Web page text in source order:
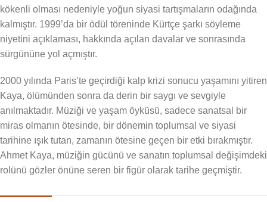
kökenli olması nedeniyle yoğun siyasi tartışmaların odağında
kalmıştır. 1999’da bir ödül töreninde Kürtçe şarkı söyleme
niyetini açıklaması, hakkında açılan davalar ve sonrasında
sürgününe yol açmıştır.
2000 yılında Paris’te geçirdiği kalp krizi sonucu yaşamını yitiren
Kaya, ölümünden sonra da derin bir saygı ve sevgiyle
anılmaktadır. Müziği ve yaşam öyküsü, sadece sanatsal bir
miras olmanın ötesinde, bir dönemin toplumsal ve siyasi
tarihine ışık tutan, zamanın ötesine geçen bir etki bırakmıştır.
Ahmet Kaya, müziğin gücünü ve sanatın toplumsal değişimdeki
rolünü gözler önüne seren bir figür olarak tarihe geçmiştir.